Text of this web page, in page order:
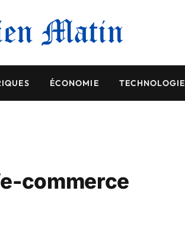
ÉCONOMIE TECHNOLOGIE
commerce